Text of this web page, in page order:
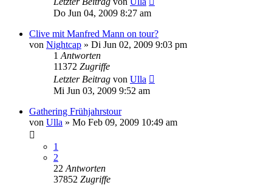
Do Jun 04, 2009 8:27 am
Clive mit Manfred Mann on tour?
von Nightcap » Di Jun 02, 2009 9:03 pm
1 Antworten
11372 Zugriffe
Letzter Beitrag von Ulla
Mi Jun 03, 2009 9:52 am
Gathering Frühjahrstour
von Ulla » Mo Feb 09, 2009 10:49 am
1
2
22 Antworten
37852 Zugriffe